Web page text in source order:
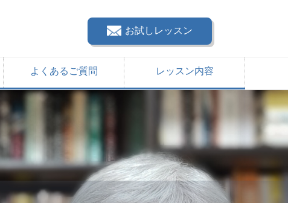
お試しレッスン
よくあるご質問 レッスン内容